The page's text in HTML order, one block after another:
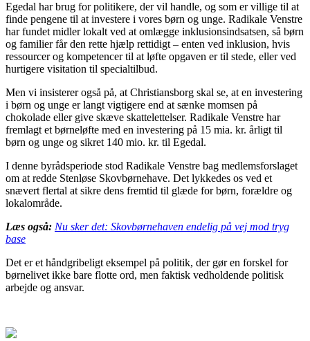
Egedal har brug for politikere, der vil handle, og som er villige til at
finde pengene til at investere i vores børn og unge. Radikale Venstre
har fundet midler lokalt ved at omlægge inklusionsindsatsen, så børn
og familier får den rette hjælp rettidigt – enten ved inklusion, hvis
ressourcer og kompetencer til at løfte opgaven er til stede, eller ved
hurtigere visitation til specialtilbud.
Men vi insisterer også på, at Christiansborg skal se, at en investering
i børn og unge er langt vigtigere end at sænke momsen på
chokolade eller give skæve skattelettelser. Radikale Venstre har
fremlagt et børneløfte med en investering på 15 mia. kr. årligt til
børn og unge og sikret 140 mio. kr. til Egedal.
I denne byrådsperiode stod Radikale Venstre bag medlemsforslaget
om at redde Stenløse Skovbørnehave. Det lykkedes os ved et
snævert flertal at sikre dens fremtid til glæde for børn, forældre og
lokalområde.
Læs også: Nu sker det: Skovbørnehaven endelig på vej mod tryg
base
Det er et håndgribeligt eksempel på politik, der gør en forskel for
børnelivet ikke bare flotte ord, men faktisk vedholdende politisk
arbejde og ansvar.